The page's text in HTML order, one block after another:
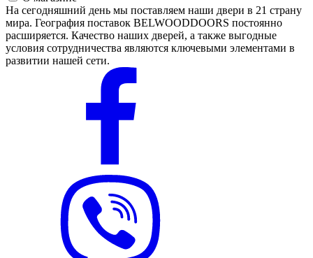
На сегодняшний день мы поставляем наши двери в 21 страну
мира. География поставок BELWOODDOORS постоянно
расширяется. Качество наших дверей, а также выгодные
условия сотрудничества являются ключевыми элементами в
развитии нашей сети.